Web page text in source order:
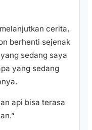
cerita,
berhenti sejenak
sedang saya
yang sedang
api bisa terasa